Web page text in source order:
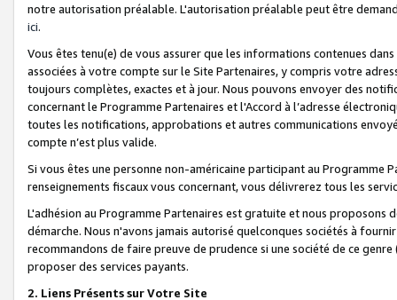
notre autorisation préalable. L'autorisation préalable peut être
ici.
Vous êtes tenu(e) de vous assurer que les informations contenues
associées à votre compte sur le Site Partenaires, y compris votre
toujours complètes, exactes et à jour. Nous pouvons envoyer des
concernant le Programme Partenaires et l'Accord à l’adresse
toutes les notifications, approbations et autres communications
compte n’est plus valide.
Si vous êtes une personne non-américaine participant au
renseignements fiscaux vous concernant, vous délivrerez tous les
L'adhésion au Programme Partenaires est gratuite et nous proposons
démarche. Nous n'avons jamais autorisé quelconques sociétés à
recommandons de faire preuve de prudence si une société de ce
proposer des services payants.
2. Liens Présents sur Votre Site